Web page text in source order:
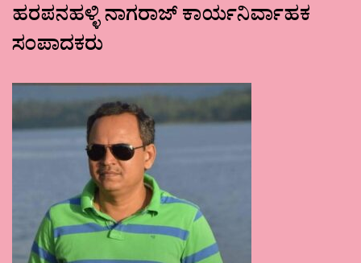
ಹರಪನಹಳ್ಳಿ ನಾಗರಾಜ್ ಕಾರ್ಯನಿರ್ವಾಹಕ
ಸಂಪಾದಕರು